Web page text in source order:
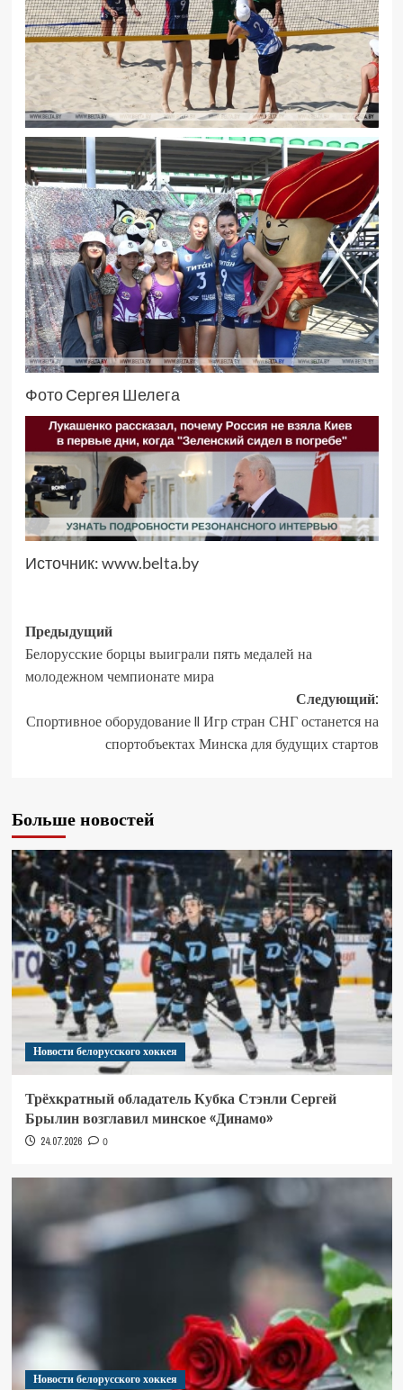
Фото Сергея Шелега
Источник:www.belta.by
Предыдущий
Белорусские борцы выиграли пять медалей на
молодежном чемпионате мира
Следующий:
Спортивное оборудование II Игр стран СНГ останется на
спортобъектах Минска для будущих стартов
Больше новостей
Новости белорусского хоккея
Трёхкратный обладатель Кубка Стэнли Сергей
Брылин возглавил минское «Динамо»
24.07.2026 0
Новости белорусского хоккея